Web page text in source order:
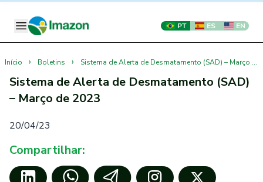
PT ES EN
Início › Boletins › Sistema de Alerta de Desmatamento (SAD) – Março de 2023
Sistema de Alerta de Desmatamento (SAD)
– Março de 2023
20/04/23
Compartilhar: